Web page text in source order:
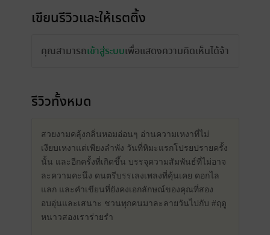
เขียนรีวิวและให้เรตติ้ง
คุณสามารถเข้าสู่ระบบเพื่อแสดงความคิดเห็นได้จ้า
รีวิวทั้งหมด
สวยงามคลุ้งกลิ่นหอมอ่อนๆ อ่านความเหงาที่ไม่
เงียบเหงาแต่เพียงลำพัง วันที่หิมะแรกโปรยปรายครั้ง
นั้น และอีกครั้งที่เกิดขึ้น บรรจุความสัมพันธ์ที่ไม่อาจ
ละความคะนึง ดนตรีบรรเลงเพลงที่คุ้นเคย ดอกไล
แลก และคำเขียนที่ยังคงเอกลักษณ์ของคุณที่สอง
อบอุ่นและเสนาะ ชวนทุกคนมาละลายวันไปกับ #ฤดู
หนาวสองเราร่ายรำ